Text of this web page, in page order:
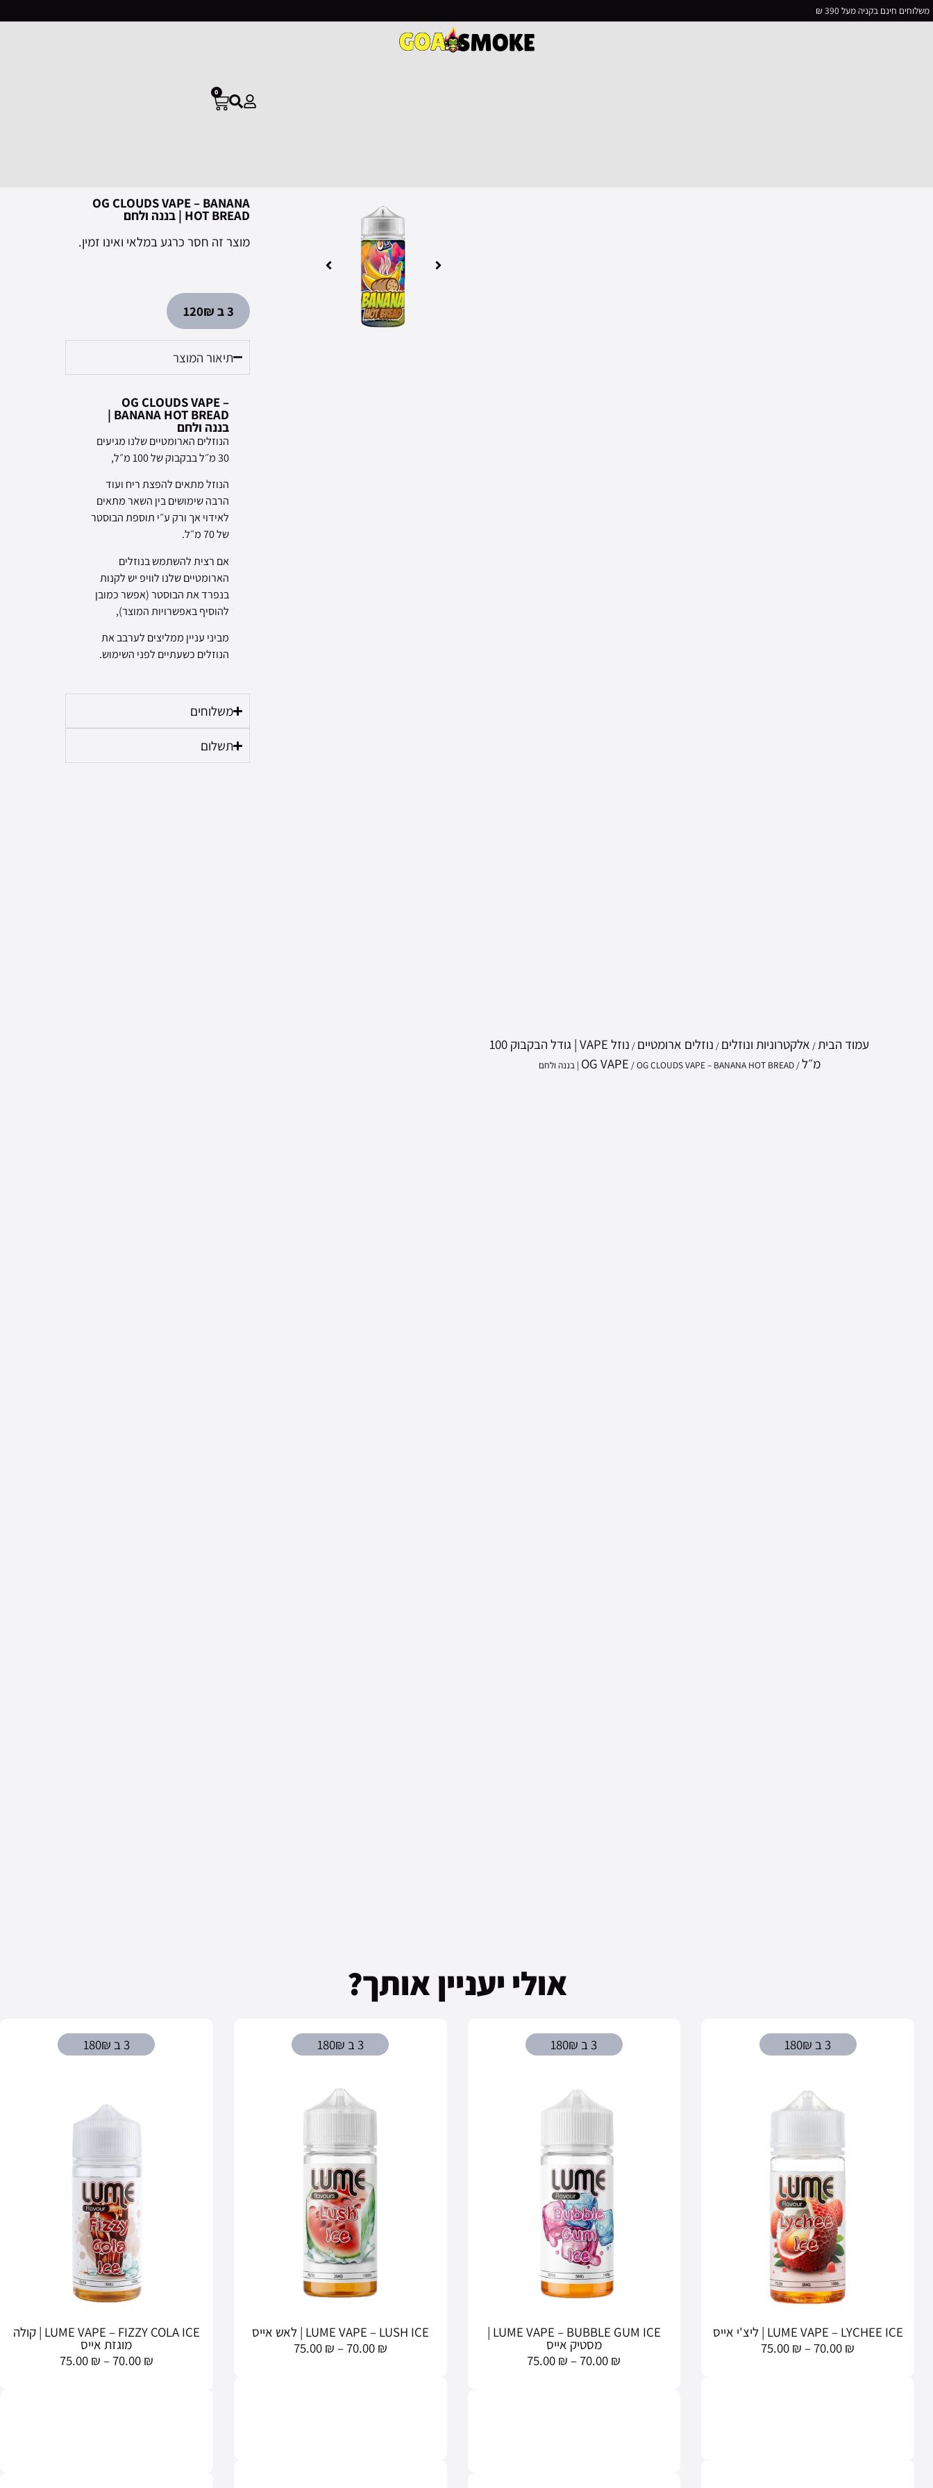
משלוחים חינם בקניה מעל 390 ₪
0
OG CLOUDS VAPE – BANANA
HOT BREAD | בננה ולחם
מוצר זה חסר כרגע במלאי ואינו זמין.
3 ב 120₪
תיאור המוצר
OG CLOUDS VAPE –
BANANA HOT BREAD |
בננה ולחם
הנוזלים הארומטיים שלנו מגיעים
30 מ״ל בבקבוק של 100 מ״ל,
הנוזל מתאים להפצת ריח ועוד
הרבה שימושים בין השאר מתאים
לאידוי אך ורק ע״י תוספת הבוסטר
של 70 מ״ל.
אם רצית להשתמש בנוזלים
הארומטיים שלנו לוויפ יש לקנות
בנפרד את הבוסטר(אפשר כמובן
להוסיף באפשרויות המוצר),
מביני עניין ממליצים לערבב את
הנוזלים כשעתיים לפני השימוש.
משלוחים
תשלום
עמוד הבית/ אלקטרוניות ונוזלים / נוזלים ארומטיים /
נוזל VAPE | גודל הבקבוק 100
מ״ל/
OG VAPE / OG CLOUDS VAPE – BANANA HOT BREAD | בננה ולחם
אולי יעניין אותך?
3 ב 180₪
LUME VAPE – LYCHEE ICE | ליצ'י אייס
70.00 ₪
–
75.00 ₪
3 ב 180₪
LUME VAPE – BUBBLE GUM ICE |
מסטיק אייס
70.00 ₪
–
75.00 ₪
3 ב 180₪
LUME VAPE – LUSH ICE | לאש אייס
70.00 ₪
–
75.00 ₪
3 ב 180₪
LUME VAPE – FIZZY COLA ICE | קולה
מוגזת אייס
70.00 ₪
–
75.00 ₪